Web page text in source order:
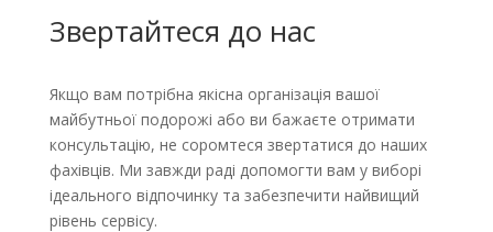
Звертайтеся до нас
Якщо вам потрібна якісна організація вашої
майбутньої подорожі або ви бажаєте отримати
консультацію, не соромтеся звертатися до наших
фахівців. Ми завжди раді допомогти вам у виборі
ідеального відпочинку та забезпечити найвищий
рівень сервісу.